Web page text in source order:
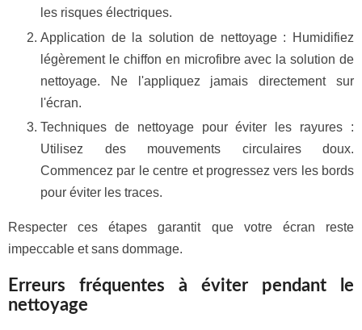
les risques électriques.
Application de la solution de nettoyage : Humidifiez
légèrement le chiffon en microfibre avec la solution de
nettoyage. Ne l'appliquez jamais directement sur
l'écran.
Techniques de nettoyage pour éviter les rayures :
Utilisez des mouvements circulaires doux.
Commencez par le centre et progressez vers les bords
pour éviter les traces.
Respecter ces étapes garantit que votre écran reste
impeccable et sans dommage.
Erreurs fréquentes à éviter pendant le
nettoyage